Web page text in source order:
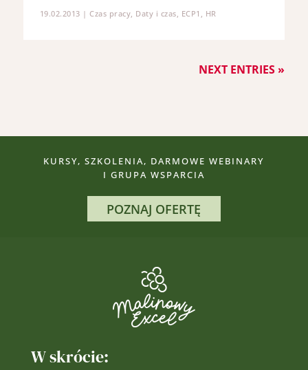
19.02.2013 |Czas pracy Daty i czas ECP1 HR
NEXT ENTRIES »
KURSY, SZKOLENIA, DARMOWE WEBINARY
I GRUPA WSPARCIA
POZNAJ OFERTĘ
W skrócie: